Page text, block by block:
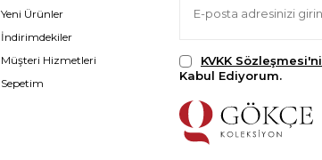
Yeni Ürünler
İndirimdekiler
Müşteri Hizmetleri
Sepetim
KVKK Sözleşmesi'ni
Kabul Ediyorum.